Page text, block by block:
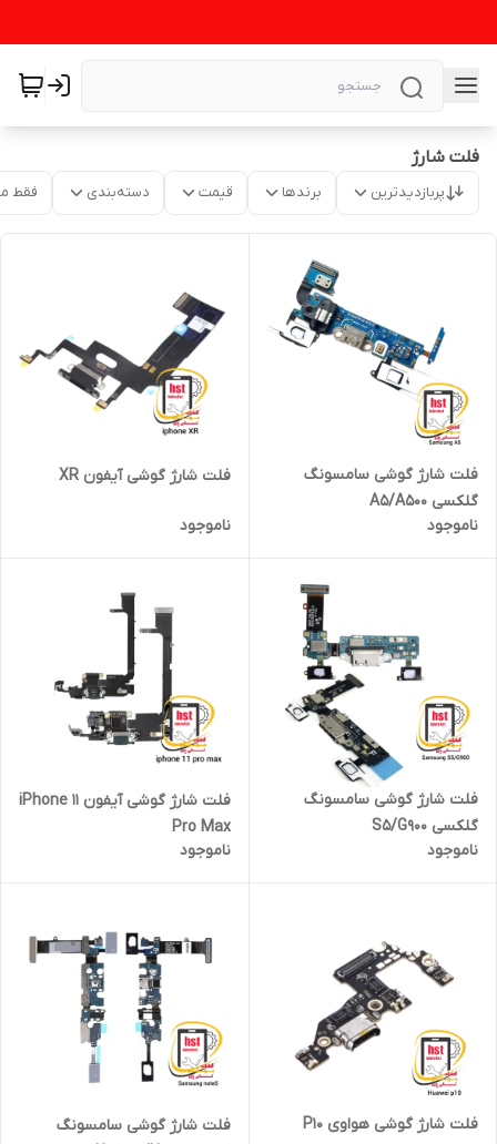
فلت شارژ
پربازدیدترین برندها قیمت دسته‌بندی فقط
فلت شارژ گوشی سامسونگ
گلکسی A5/A500
ناموجود
فلت شارژ گوشی آیفون XR
ناموجود
فلت شارژ گوشی سامسونگ
گلکسی S5/G900
ناموجود
فلت شارژ گوشی آیفون iPhone 11
Pro Max
ناموجود
فلت شارژ گوشی هواوی P10
فلت شارژ گوشی سامسونگ